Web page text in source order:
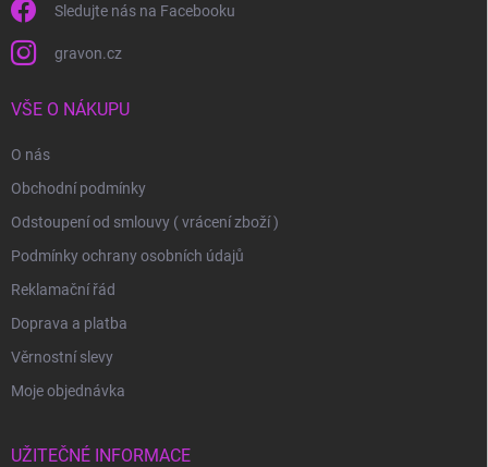
Sledujte nás na Facebooku
gravon.cz
VŠE O NÁKUPU
O nás
Obchodní podmínky
Odstoupení od smlouvy ( vrácení zboží )
Podmínky ochrany osobních údajů
Reklamační řád
Doprava a platba
Věrnostní slevy
Moje objednávka
UŽITEČNÉ INFORMACE